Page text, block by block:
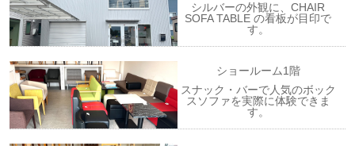
シルバーの外観に、CHAIR
SOFA TABLE の看板が目印で
す。
ショールーム1階
スナック・バーで人気のボック
スソファを実際に体験できま
す。